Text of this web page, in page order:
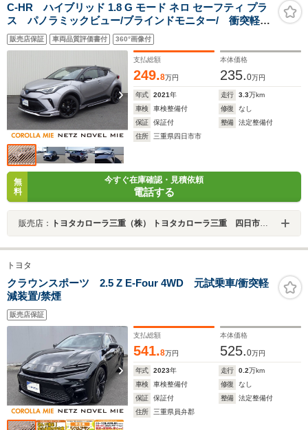
C-HR ハイブリッド 1.8 G モード ネロ セーフティ プラ
ス パノラミックビュー/ブラインドモニター/ 衝突軽減
装置/モデリスタエアロ
販売店保証 車両品質評価書付 360°画像付
支払総額
249.8万円
本体価格
235.0万円
年式 2021年 走行 3.3万km
車検
車検整備付 修復
なし
保証
保証付 整備
法定整備付
住所
三重県四日市市
無
料
今すぐ在庫確認・見積依頼
電話する
販売店： トヨタカローラ三重（株） トヨタカローラ三重 四日市桜店
トヨタ
クラウンスポーツ 2.5 Z E-Four 4WD 元試乗車/衝突軽
減装置/禁煙
販売店保証
支払総額
541.8万円
本体価格
525.0万円
年式 2023年 走行 0.2万km
車検
車検整備付 修復
なし
保証
保証付 整備
法定整備付
住所
三重県員弁郡